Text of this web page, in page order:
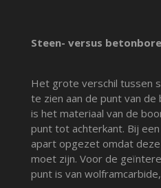
Steen- versus
Het grote verschil tussen
te zien aan de punt van
is het materiaal van de
punt tot achterkant. Bij
apart opgezet omdat
moet zijn. Voor de
punt is van